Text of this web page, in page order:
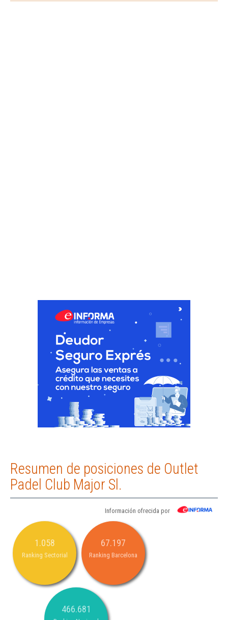
Resumen de posiciones de Outlet
Padel Club Major Sl.
Información ofrecida por
1.058
Ranking Sectorial
67.197
Ranking Barcelona
466.681